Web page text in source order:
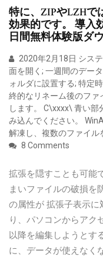
特に、ZIPやLZHで
効果的です。 導入
日間無料体験版ダ
2020年2月18日 シス
面を開く; 一週間のデー
ォルダに設置する; 特定
終的なリネーム後のファ
します。 C\xxxx\ 青い部
み込んでください。
解凍し、複数のファイル
8 Comments
拡張を隠すことも可能
まいファイルの破損を
の属性が 拡張子表示に
り、パソコンからアク
以降を編集しようとす
に、データが使えなく